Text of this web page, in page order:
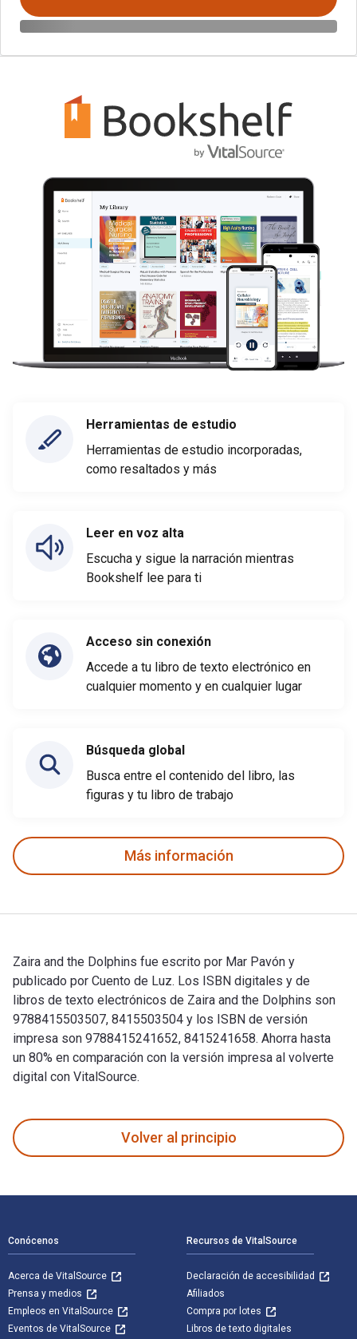
Herramientas de estudio
Herramientas de estudio incorporadas,
como resaltados y más
Leer en voz alta
Escucha y sigue la narración mientras
Bookshelf lee para ti
Acceso sin conexión
Accede a tu libro de texto electrónico en
cualquier momento y en cualquier lugar
Búsqueda global
Busca entre el contenido del libro, las
figuras y tu libro de trabajo
Más información
Zaira and the Dolphins fue escrito por Mar Pavón y
publicado por Cuento de Luz. Los ISBN digitales y de
libros de texto electrónicos de Zaira and the Dolphins son
9788415503507, 8415503504 y los ISBN de versión
impresa son 9788415241652, 8415241658. Ahorra hasta
un 80% en comparación con la versión impresa al volverte
digital con VitalSource.
Volver al principio
Conócenos
Acerca de VitalSource
Prensa y medios
Empleos en VitalSource
Eventos de VitalSource
Recursos de VitalSource
Declaración de accesibilidad
Afiliados
Compra por lotes
Libros de texto digitales